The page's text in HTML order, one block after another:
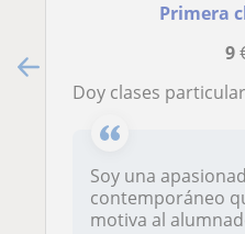
Primera
9
Doy clases particulares de
Soy una
contemporáneo que transmite y
motiva al